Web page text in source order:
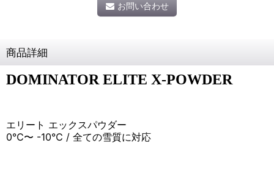
お問い合わせ
商品詳細
DOMINATOR ELITE X-POWDER
エリート エックスパウダー
0℃〜 -10℃ / 全ての雪質に対応